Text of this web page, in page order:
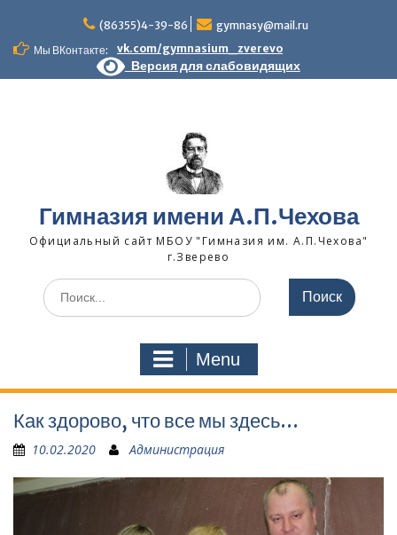
content
(86355)4-39-86
gymnasy@mail.ru
Мы ВКонтакте:
vk.com/gymnasium_zverevo
Версия для слабовидящих
Гимназия имени А.П.Чехова
Официальный сайт МБОУ "Гимназия им. А.П.Чехова"
г.Зверево
Search
for:
Menu
Как здорово, что все мы здесь…
10.02.2020 Администрация